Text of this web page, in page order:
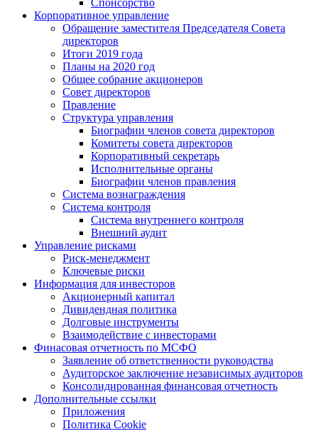
Спонсорство
Корпоративное управление
Обращение заместителя Председателя Совета
директоров
Итоги 2019 года
Планы на 2020 год
Общее собрание акционеров
Совет директоров
Правление
Структура управления
Биографии членов совета директоров
Комитеты совета директоров
Корпоративный секретарь
Исполнительные органы
Биографии членов правления
Система вознаграждения
Система контроля
Система внутреннего контроля
Внешний аудит
Управление рисками
Риск-менеджмент
Ключевые риски
Информация для инвесторов
Акционерный капитал
Дивидендная политика
Долговые инструменты
Взаимодействие с инвеcторами
Финасовая отчетность по МСФО
Заявление об ответственности руководства
Аудиторское заключение независимых аудиторов
Консолидированная финансовая отчетность
Дополнительные ссылки
Приложения
Политика Cookie